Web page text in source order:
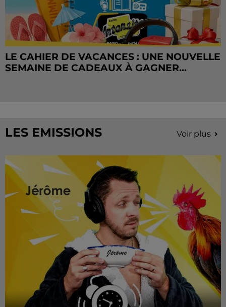
LE CAHIER DE VACANCES : UNE NOUVELLE
SEMAINE DE CADEAUX À GAGNER...
LES EMISSIONS Voir plus